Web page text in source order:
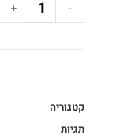
-
+
קטגוריה
תגיות